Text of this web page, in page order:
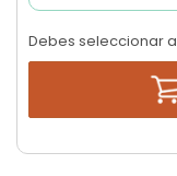
Debes seleccionar